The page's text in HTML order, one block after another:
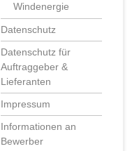
Windenergie
Datenschutz
Datenschutz für
Auftraggeber &
Lieferanten
Impressum
Informationen an
Bewerber